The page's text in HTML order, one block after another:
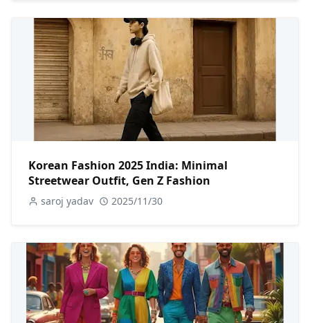
Korean Fashion 2025 India: Minimal
Streetwear Outfit, Gen Z Fashion
saroj yadav 2025/11/30